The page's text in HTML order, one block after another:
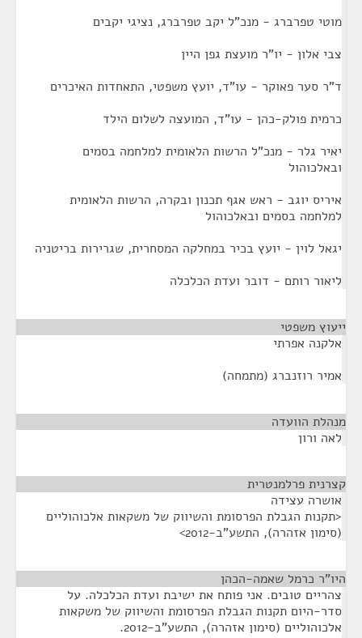
מוטי טפרברג - מנכ"ל יקב טפרברג, נציגי יקבים
צבי אלון - יו"ר מועצת גפן היין
ד"ר סער פאוקר - עו"ד, יועץ משפטי, התאחדות האיכרים
כרמית פולק-כהן - עו"ד, המועצה לשלום הילד
יאיר גלר - מנכ"ל הרשות הלאומית למלחמה בסמים
ובאלכוהול
איריס יוגב - ראש אגף תכנון ובקרה, הרשות הלאומית
למלחמה בסמים ובאלכוהול
יגאל לוין - יועץ בכיר במחלקה המסחרית, שגרירות בריטניה
ליאור רותם - דובר ועדת הכלכלה
ייעוץ משפטי
אלקנה אפרתי
אמיר רוזנברג (מתמחה)
מנהלת הוועדה
לאה ורון
קצרנית פרלמנטרית
אושרה עצידה
<תקנות הגבלת הפרסומת והשיווק של משקאות אלכוהוליים
(סימון אזהרה), התשע"ב-2012>
היו"ר כרמל שאמה-הכהן
צהריים טובים. אני פותח את ישיבת ועדת הכלכלה. על
סדר-היום תקנות הגבלת הפרסומת והשיווק של משקאות
אלכוהוליים (סימון אזהרה), התשע"ב-2012.